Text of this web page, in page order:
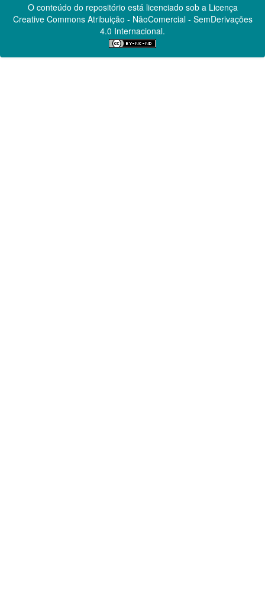
O conteúdo do repositório está licenciado sob a Licença
Creative CommonsAtribuição - NãoComercial - SemDerivações
4.0 Internacional.